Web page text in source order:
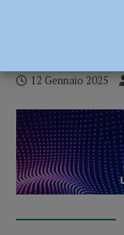
12 Gennaio 2025